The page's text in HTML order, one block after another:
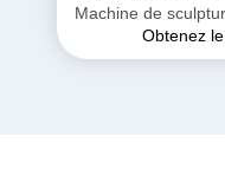
Machine de
de
Obtenez